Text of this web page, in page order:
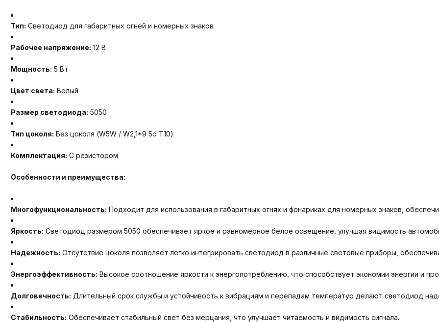
Тип: Светодиод для габаритных огней и номерных знаков
Рабочее напряжение: 12 В
Мощность: 5 Вт
Цвет света: Белый
Размер светодиода: 5050
Тип цоколя: Без цоколя (W5W / W2,1*9 5d T10)
Комплектация: С резистором
Особенности и преимущества:
Многофункциональность: Подходит для использования в габаритных огнях и фонариках для номерных знаков,
Яркость: Светодиод размером 5050 обеспечивает яркое и равномерное белое освещение, улучшая видимость
Надежность: Отсутствие цоколя позволяет легко интегрировать светодиод в различные световые приборы,
Энергоэффективность: Высокое соотношение яркости к энергопотреблению, что способствует экономии энергии и
Долговечность: Длительный срок службы и устойчивость к вибрациям и перепадам температур делают светодиод
Стабильность: Обеспечивает стабильный свет без мерцания, что улучшает читаемость и видимость сигнала.